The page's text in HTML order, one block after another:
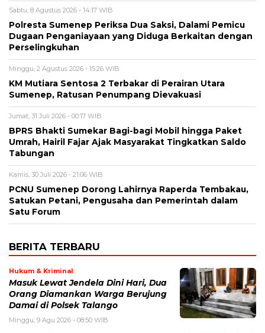
Sabtu, 8 Agustus 2026 - 14:17 WIB
Polresta Sumenep Periksa Dua Saksi, Dalami Pemicu
Dugaan Penganiayaan yang Diduga Berkaitan dengan
Perselingkuhan
Minggu, 2 Agustus 2026 - 15:26 WIB
KM Mutiara Sentosa 2 Terbakar di Perairan Utara
Sumenep, Ratusan Penumpang Dievakuasi
Jumat, 31 Juli 2026 - 00:17 WIB
BPRS Bhakti Sumekar Bagi-bagi Mobil hingga Paket
Umrah, Hairil Fajar Ajak Masyarakat Tingkatkan Saldo
Tabungan
Kamis, 30 Juli 2026 - 21:06 WIB
PCNU Sumenep Dorong Lahirnya Raperda Tembakau,
Satukan Petani, Pengusaha dan Pemerintah dalam
Satu Forum
BERITA TERBARU
Hukum & Kriminal
Masuk Lewat Jendela Dini Hari, Dua
Orang Diamankan Warga Berujung
Damai di Polsek Talango
Minggu, 9 Agu 2026 - 08:50 WIB